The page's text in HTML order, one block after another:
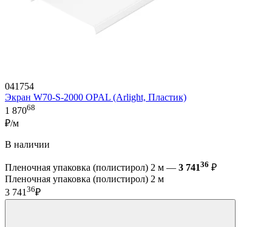
041754
Экран W70-S-2000 OPAL (Arlight, Пластик)
1 87068
₽/м
В наличии
Пленочная упаковка (полистирол) 2 м — 3 74136 ₽
Пленочная упаковка (полистирол) 2 м
3 74136₽